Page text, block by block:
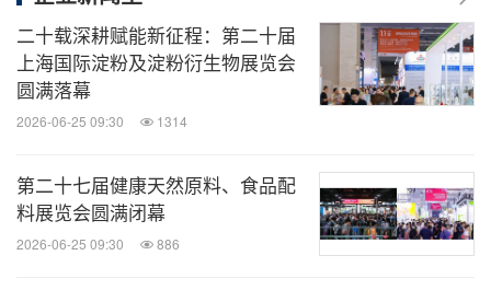
15:15-15:45食药物质在中国的发展
陈 敏，中国中药协会药食同源物质评价与利用专业
委员会研究员/主任委员
15:45-16:15合成生物技术驱动功能性原料创新（暂
二十载深耕赋能新征程：第二十届
上海国际淀粉及淀粉衍生物展览会
圆满落幕
2026-06-25 09:30 1314
第二十七届健康天然原料、食品配
料展览会圆满闭幕
2026-06-25 09:30 886